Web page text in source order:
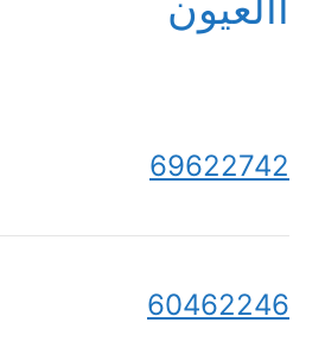
69622742
60462246